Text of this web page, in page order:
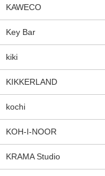
KAWECO
Key Bar
kiki
KIKKERLAND
kochi
KOH-I-NOOR
KRAMA Studio